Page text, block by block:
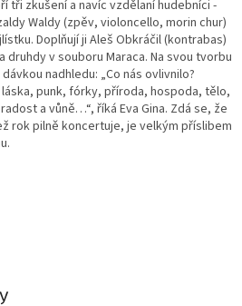
tři zkušení a navíc vzdělaní hudebníci -
Waldy (zpěv, violoncello, morin chur)
Doplňují ji Aleš Obkráčil (kontrabas)
druhdy v souboru Maraca. Na svou tvorbu
nadhledu: „Co nás ovlivnilo?
punk, fórky, příroda, hospoda, tělo,
a vůně…“, říká Eva Gina. Zdá se, že
rok pilně koncertuje, je velkým příslibem